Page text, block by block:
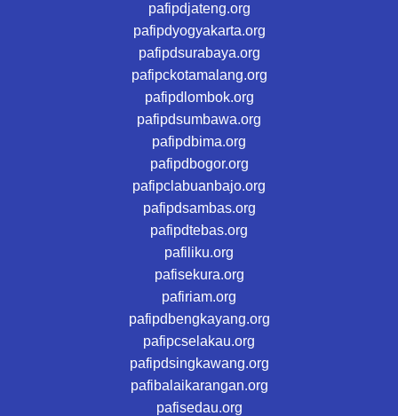
pafipdjateng.org
pafipdyogyakarta.org
pafipdsurabaya.org
pafipckotamalang.org
pafipdlombok.org
pafipdsumbawa.org
pafipdbima.org
pafipdbogor.org
pafipclabuanbajo.org
pafipdsambas.org
pafipdtebas.org
pafiliku.org
pafisekura.org
pafiriam.org
pafipdbengkayang.org
pafipcselakau.org
pafipdsingkawang.org
pafibalaikarangan.org
pafisedau.org